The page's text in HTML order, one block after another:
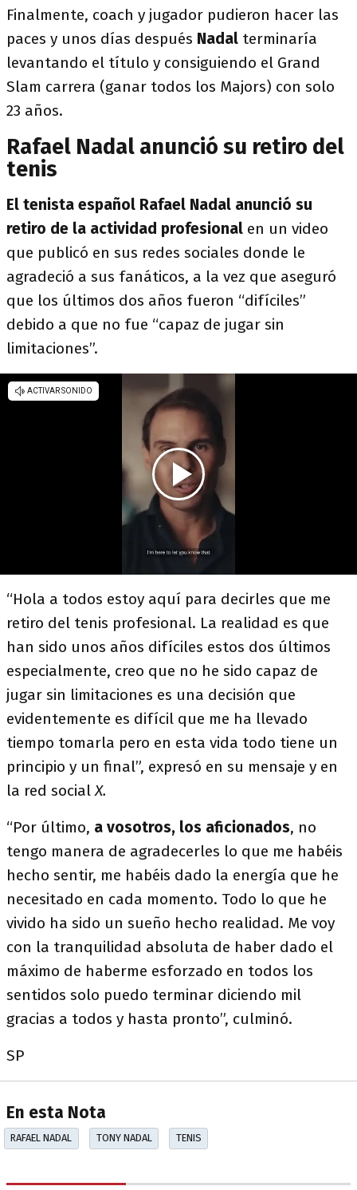
Finalmente, coach y jugador pudieron hacer las
paces y unos días después Nadal terminaría
levantando el título y consiguiendo el Grand
Slam carrera (ganar todos los Majors) con solo
23 años.
Rafael Nadal anunció su retiro del
tenis
El tenista español Rafael Nadal anunció su
retiro de la actividad profesional en un video
que publicó en sus redes sociales donde le
agradeció a sus fanáticos, a la vez que aseguró
que los últimos dos años fueron “difíciles”
debido a que no fue “capaz de jugar sin
limitaciones”.
“Hola a todos estoy aquí para decirles que me
retiro del tenis profesional. La realidad es que
han sido unos años difíciles estos dos últimos
especialmente, creo que no he sido capaz de
jugar sin limitaciones es una decisión que
evidentemente es difícil que me ha llevado
tiempo tomarla pero en esta vida todo tiene un
principio y un final”, expresó en su mensaje y en
la red socialX.
“Por último, a vosotros, los aficionados, no
tengo manera de agradecerles lo que me habéis
hecho sentir, me habéis dado la energía que he
necesitado en cada momento. Todo lo que he
vivido ha sido un sueño hecho realidad. Me voy
con la tranquilidad absoluta de haber dado el
máximo de haberme esforzado en todos los
sentidos solo puedo terminar diciendo mil
gracias a todos y hasta pronto”, culminó.
SP
En esta Nota
RAFAEL NADAL TONY NADAL TENIS